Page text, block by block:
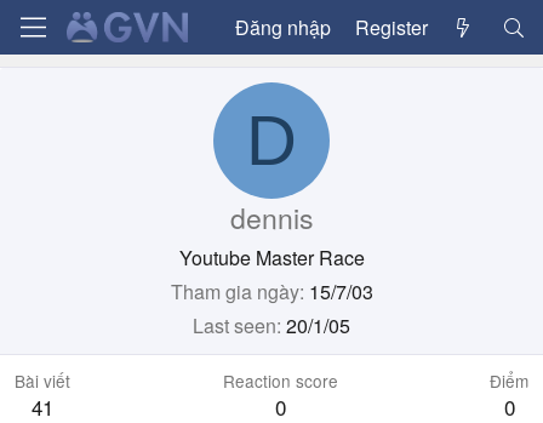
Đăng nhập Register
D
dennis
Youtube Master Race
Tham gia ngày 15/7/03
Last seen 20/1/05
Bài viết
41
Reaction score
0
Điểm
0